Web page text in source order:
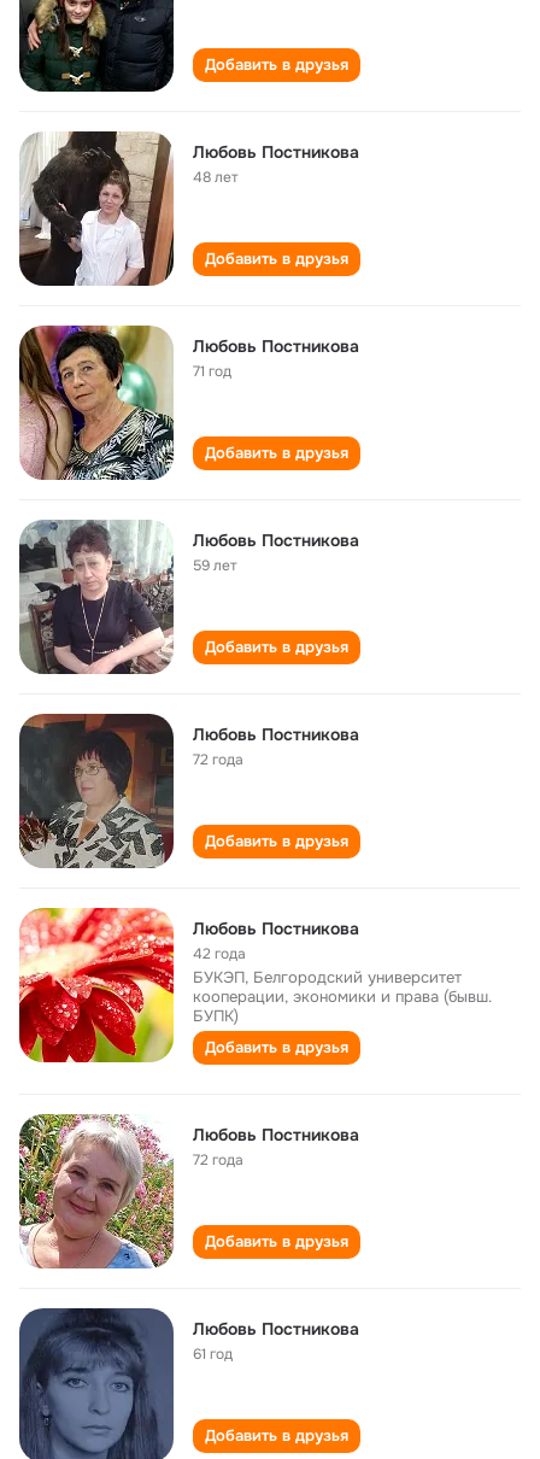
Добавить в друзья
Любовь Постникова
48 лет
Добавить в друзья
Любовь Постникова
71 год
Добавить в друзья
Любовь Постникова
59 лет
Добавить в друзья
Любовь Постникова
72 года
Добавить в друзья
Любовь Постникова
42 года
БУКЭП, Белгородский университет
кооперации, экономики и права (бывш.
БУПК)
Добавить в друзья
Любовь Постникова
72 года
Добавить в друзья
Любовь Постникова
61 год
Добавить в друзья